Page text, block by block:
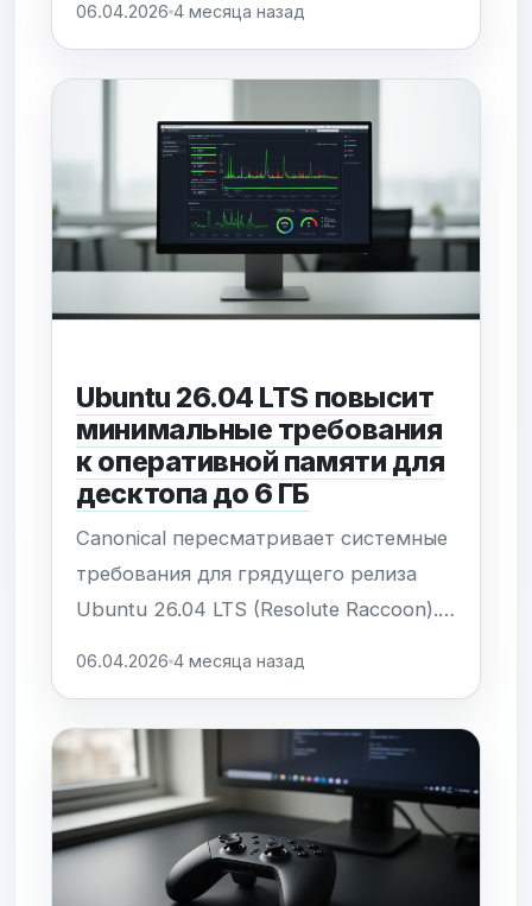
репозитории дистрибутива быть
классифицированы как провайдеры
контента, а не технические
посредники. Если регуляторы
потребуют подтверждения
личности...
06.04.2026 4 месяца назад
Ubuntu 26.04 LTS повысит
минимальные требования
к оперативной памяти для
десктопа до 6 ГБ
Canonical пересматривает системные
требования для грядущего релиза
Ubuntu 26.04 LTS (Resolute Raccoon).
увеличен с 4 ГБ до 6 ГБ. Это решение
продиктовано необходимостью
обеспечения стабильной работы
современной графической среды
GNOME...
06.04.2026 4 месяца назад